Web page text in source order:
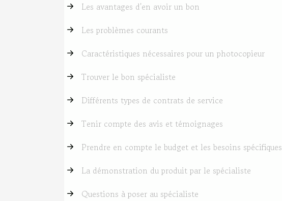
Les avantages d'en avoir un bon
Les problèmes courants
Caractéristiques nécessaires pour un photocopieur
Trouver le bon spécialiste
Différents types de contrats de service
Tenir compte des avis et témoignages
Prendre en compte le budget et les besoins spécifiques
La démonstration du produit par le spécialiste
Questions à poser au spécialiste